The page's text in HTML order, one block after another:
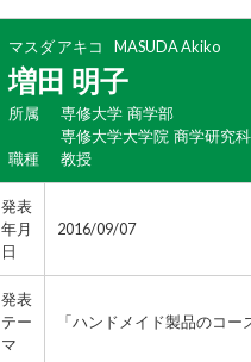
マスダ アキコ MASUDA Akiko
増田 明子
所属
専修大学 商学部
専修大学大学院 商学研究科
職種
教授
発表
年月
日
2016/09/07
発表
テー
マ
「ハンドメイド製品のコ